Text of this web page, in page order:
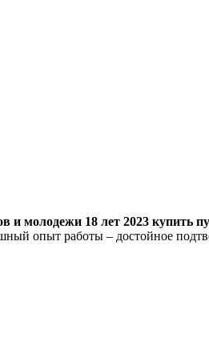
и молодежи 18 лет 2023 купить
опыт работы – достойное